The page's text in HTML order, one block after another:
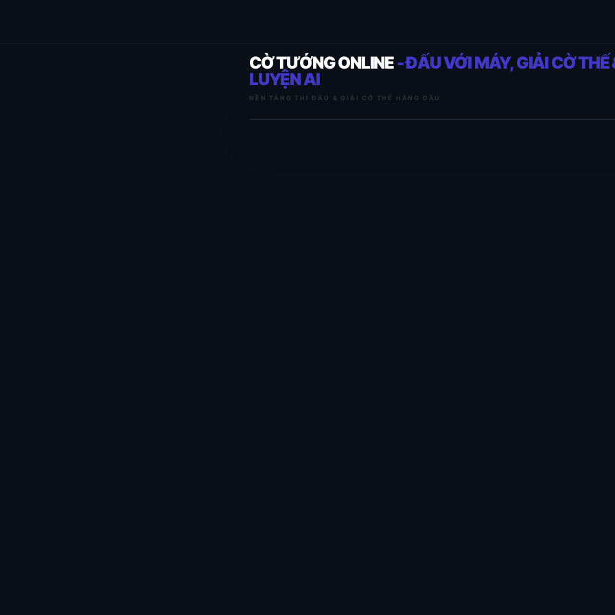
CỜ TƯỚNG ONLINE- ĐẤU VỚI MÁY, GIẢI CỜ THẾ
LUYỆN AI
NỀN TẢNG THI ĐẤU & GIẢI CỜ THẾ HÀNG ĐẦU